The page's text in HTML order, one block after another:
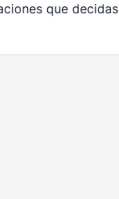
que decidas